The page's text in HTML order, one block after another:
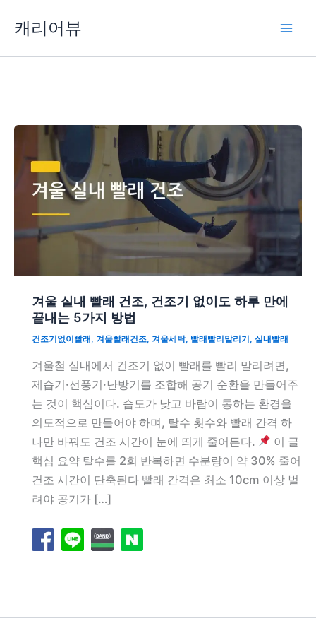
캐리어뷰
겨울 실내 빨래 건조, 건조기 없이도 하루 만에
끝내는 5가지 방법
건조기없이빨래 , 겨울빨래건조, 겨울세탁, 빨래빨리말리기 , 실내빨래
겨울철 실내에서 건조기 없이 빨래를 빨리 말리려면,
제습기·선풍기·난방기를 조합해 공기 순환을 만들어주
는 것이 핵심이다. 습도가 낮고 바람이 통하는 환경을
의도적으로 만들어야 하며, 탈수 횟수와 빨래 간격 하
나만 바꿔도 건조 시간이 눈에 띄게 줄어든다.
이 글
핵심 요약 탈수를 2회 반복하면 수분량이 약 30% 줄어
건조 시간이 단축된다 빨래 간격은 최소 10cm 이상 벌
려야 공기가 […]